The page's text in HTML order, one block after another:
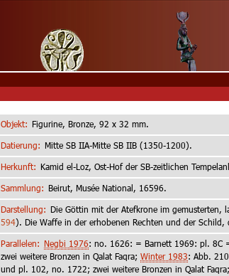
Objekt: Figurine, Bronze, 92 x 32 mm.
Datierung: Mitte SB IIA-Mitte SB IIB (1350-1200).
Herkunft: Kamid el-Loz, Ost-Hof der SB-zeitlichen
Sammlung: Beirut, Musée National, 16596.
Darstellung: Die Göttin mit der Atefkrone im gemusterten,
594). Die Waffe in der erhobenen Rechten und der
Parallelen: Negbi 1976: no. 1626: = Barnett 1969: pl. 8C
zwei weitere Bronzen in Qalat Faqra;Winter 1983: Abb.
und pl. 102, no. 1722; zwei weitere Bronzen in Qalat